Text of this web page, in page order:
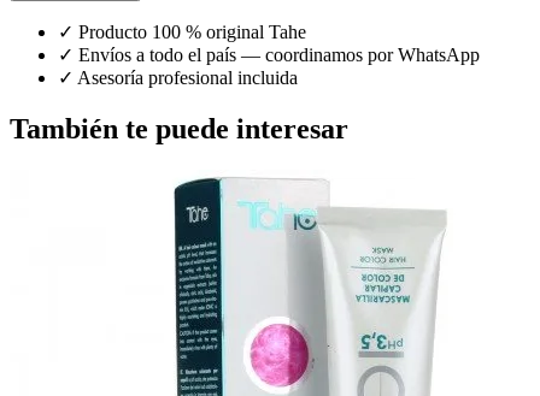
✓ Producto 100 % original Tahe
✓ Envíos a todo el país — coordinamos por WhatsApp
✓ Asesoría profesional incluida
También te puede interesar